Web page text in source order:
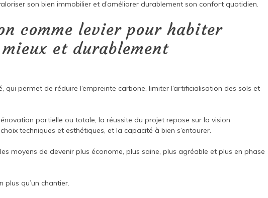
son bien immobilier et d’améliorer durablement son confort quotidien.
comme levier pour habiter
et durablement
qui permet de réduire l’empreinte carbone, limiter l’artificialisation des sols et
partielle ou totale, la réussite du projet repose sur la vision
techniques et esthétiques, et la capacité à bien s’entourer.
moyens de devenir plus économe, plus saine, plus agréable et plus en phase
plus qu’un chantier.